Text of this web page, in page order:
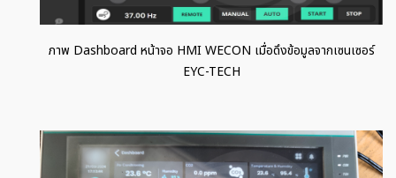
ภาพ Dashboard หน้าจอ HMI WECON เมื่อดึงข้อมูลจากเซนเซอร์
EYC-TECH